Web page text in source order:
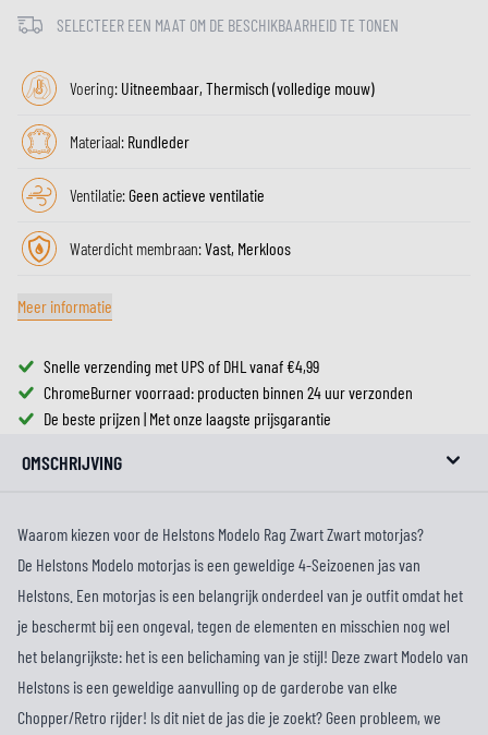
SELECTEER EEN MAAT OM DE BESCHIKBAARHEID TE TONEN
Voering: Uitneembaar, Thermisch (volledige mouw)
Materiaal: Rundleder
Ventilatie:Geen actieve ventilatie
Waterdicht membraan:Vast, Merkloos
Meer informatie
Snelle verzending met UPS of DHL vanaf €4,99
ChromeBurner voorraad: producten binnen 24 uur verzonden
De beste prijzen | Met onze laagste prijsgarantie
OMSCHRIJVING
Waarom kiezen voor de Helstons Modelo Rag Zwart Zwart motorjas?
De Helstons Modelo motorjas is een geweldige 4-Seizoenen jas van
Helstons. Een motorjas is een belangrijk onderdeel van je outfit omdat het
je beschermt bij een ongeval, tegen de elementen en misschien nog wel
het belangrijkste: het is een belichaming van je stijl! Deze zwart Modelo van
Helstons is een geweldige aanvulling op de garderobe van elke
Chopper/Retro rijder! Is dit niet de jas die je zoekt? Geen probleem, we